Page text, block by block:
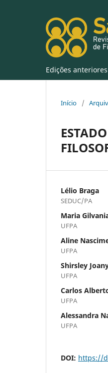
Edições anteriores
Início /
Lélio Braga
SEDUC/PA
Maria
UFPA
Aline
UFPA
Shirsley
UFPA
Carlos
UFPA
Alessandra
UFPA
DOI: https://